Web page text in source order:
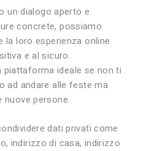
un dialogo aperto e
concrete, possiamo
la loro esperienza online
e al sicuro.
piattaforma ideale se non ti
ad andare alle feste ma
nuove persone.
dati privati come
indirizzo di casa, indirizzo